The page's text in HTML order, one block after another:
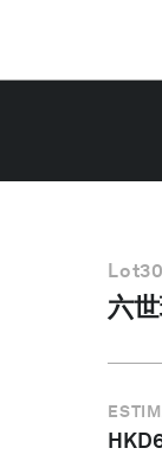
Lot
六
HKD